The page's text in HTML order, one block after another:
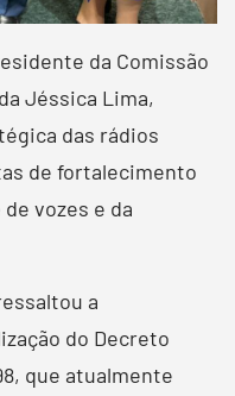
da Comissão
Jéssica Lima,
das rádios
de fortalecimento
vozes e da
a
do Decreto
que atualmente